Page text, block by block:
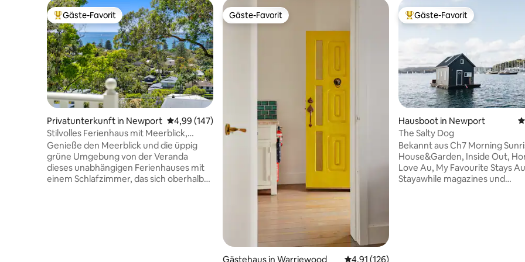
Beliebter Gäste-Favorit.
Gäste-Favorit
Privatunterkunft in Newport Durchschnittliche Bewertung: 4,99 von 5, 147 Bewertungen
4,99 (147)
Stilvolles Ferienhaus mit Meerblick,
Rückzugsort für Paare
Genieße den Meerblick und die üppig
grüne Umgebung von der Veranda
dieses unabhängigen Ferienhauses mit
einem Schlafzimmer, das sich oberhalb
Gäste-Favorit
Gäste-Favorit
Gästehaus in Warriewood Durchschnittliche Bewertung: 4,91 von 5,
4,91 (126)
Beliebter Gäste-Favorit.
Gäste-Favorit
Hausboot in Newport
The Salty Dog
Bekannt aus Ch7 Morning
House&Garden, Inside Out,
Love Au, My Favourite Stays
Stayawhile magazines und